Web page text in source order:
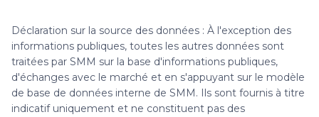
Déclaration sur la source des données : À l'exception des
informations publiques, toutes les autres données sont
traitées par SMM sur la base d'informations publiques,
d'échanges avec le marché et en s'appuyant sur le modèle
de base de données interne de SMM. Ils sont fournis à titre
indicatif uniquement et ne constituent pas des